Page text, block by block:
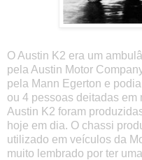
O Austin K2 era um
pela Austin Motor
pela Mann Egerton e
ou 4 pessoas deitadas
Austin K2 foram
hoje em dia. O chassi
utilizado em veículos da
muito lembrado por ter